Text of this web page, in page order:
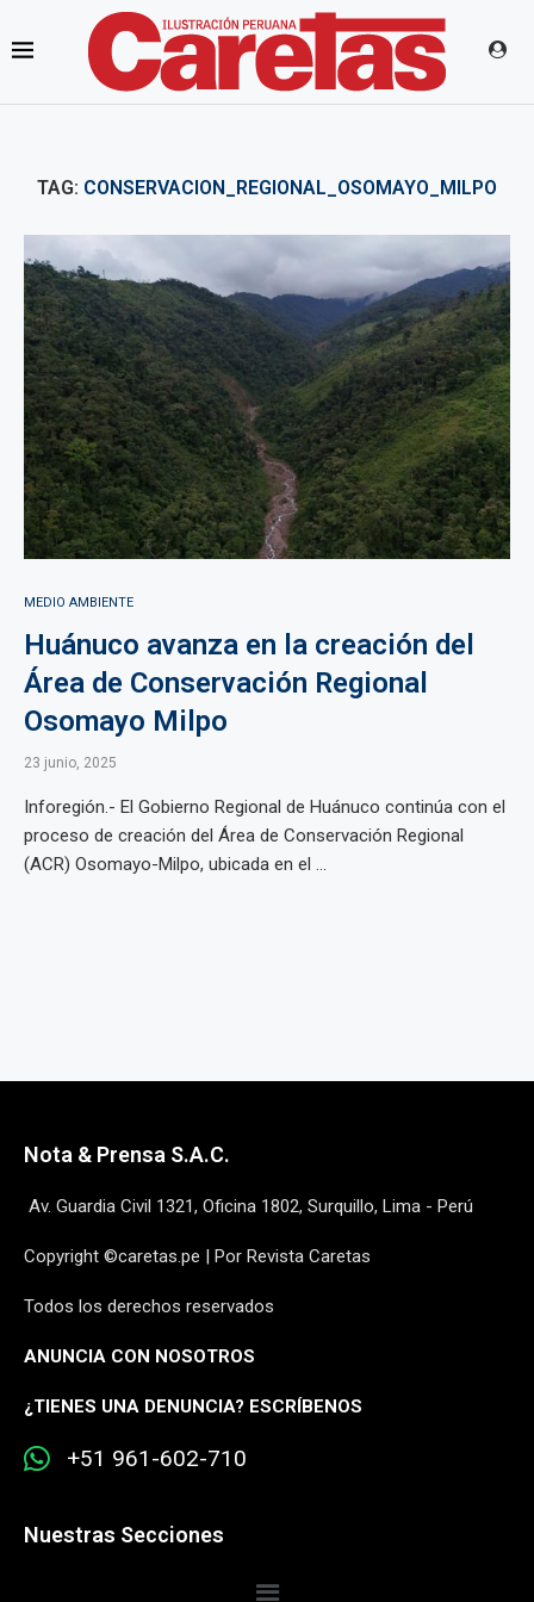
TAG: CONSERVACION_REGIONAL_OSOMAYO_MILPO
MEDIO AMBIENTE
Huánuco avanza en la creación del
Área de Conservación Regional
Osomayo Milpo
23 junio, 2025
Inforegión.- El Gobierno Regional de Huánuco continúa con el
proceso de creación del Área de Conservación Regional
(ACR) Osomayo-Milpo, ubicada en el ...
Nota & Prensa S.A.C.
Av. Guardia Civil 1321, Oficina 1802, Surquillo, Lima - Perú
Copyright ©caretas.pe | Por Revista Caretas
Todos los derechos reservados
ANUNCIA CON NOSOTROS
¿TIENES UNA DENUNCIA? ESCRÍBENOS
+51 961-602-710
Nuestras Secciones